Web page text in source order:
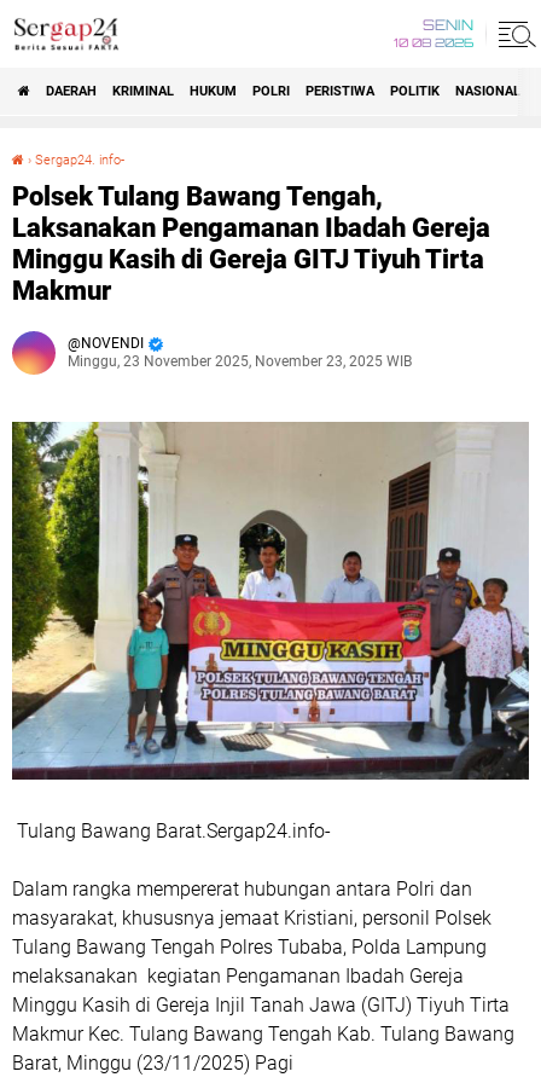
SENIN
10 08 2026
DAERAH KRIMINAL HUKUM POLRI PERISTIWA POLITIK NASIONAL
› Sergap24. info-
Polsek Tulang Bawang Tengah,
Laksanakan Pengamanan Ibadah Gereja
Minggu Kasih di Gereja GITJ Tiyuh Tirta
Makmur
NOVENDI
Minggu, 23 November 2025, November 23, 2025 WIB
Tulang Bawang Barat.Sergap24.info-
Dalam rangka mempererat hubungan antara Polri dan
masyarakat, khususnya jemaat Kristiani, personil Polsek
Tulang Bawang Tengah Polres Tubaba, Polda Lampung
melaksanakan kegiatan Pengamanan Ibadah Gereja
Minggu Kasih di Gereja Injil Tanah Jawa (GITJ) Tiyuh Tirta
Makmur Kec. Tulang Bawang Tengah Kab. Tulang Bawang
Barat, Minggu (23/11/2025) Pagi